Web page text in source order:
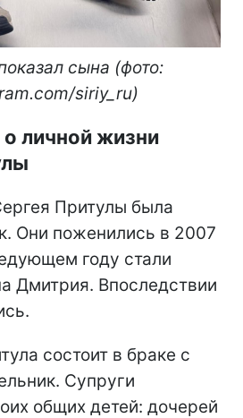
сына (фото:
siriy_ru)
личной жизни
Притулы была
Они поженились в 2007
году стали
Дмитрия. Впоследствии
состоит в браке с
Супруги
общих детей: дочерей